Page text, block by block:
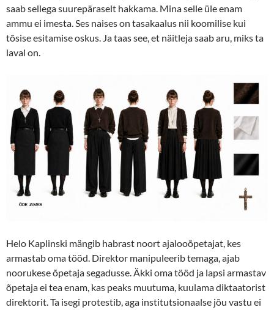
saab sellega suurepäraselt hakkama. Mina selle üle enam
ammu ei imesta. Ses naises on tasakaalus nii koomilise kui
tõsise esitamise oskus. Ja taas see, et näitleja saab aru, miks ta
laval on.
Helo Kaplinski mängib habrast noort ajalooõpetajat, kes
armastab oma tööd. Direktor manipuleerib temaga, ajab
noorukese õpetaja segadusse. Äkki oma tööd ja lapsi armastav
õpetaja ei tea enam, kas peaks muutuma, kuulama diktaatorist
direktorit. Ta isegi protestib, aga institutsionaalse jõu vastu ei